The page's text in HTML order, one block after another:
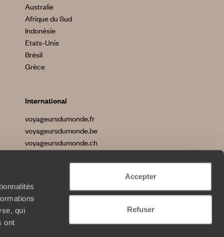
qui
ont
Accepter
Refuser
Australie
Afrique du Sud
Indonésie
Etats-Unis
Brésil
Grèce
International
voyageursdumonde.fr
voyageursdumonde.be
voyageursdumonde.ch
voyageursdumonde.com